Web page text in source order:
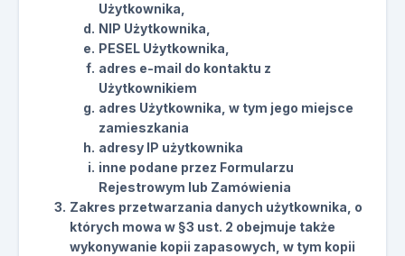
Użytkownika,
NIP Użytkownika,
PESEL Użytkownika,
adres e-mail do kontaktu z
Użytkownikiem
adres Użytkownika, w tym jego miejsce
zamieszkania
adresy IP użytkownika
inne podane przez Formularzu
Rejestrowym lub Zamówienia
Zakres przetwarzania danych użytkownika, o
których mowa w §3 ust. 2 obejmuje także
wykonywanie kopii zapasowych, w tym kopii